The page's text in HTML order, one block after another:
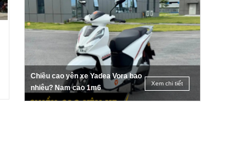
Chiều cao yên xe Yadea Vora bao
nhiêu? Nam cao 1m6
Xem chi tiết